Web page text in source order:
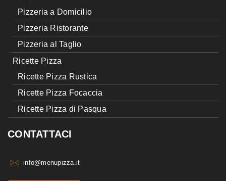
Pizzeria a Domicilio
Pizzeria Ristorante
Pizzeria al Taglio
Ricette Pizza
Ricette Pizza Rustica
Ricette Pizza Focaccia
Ricette Pizza di Pasqua
CONTATTACI
info@menupizza.it